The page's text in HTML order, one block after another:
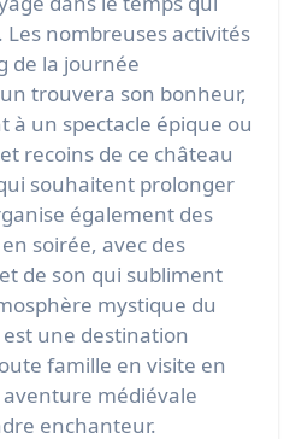
nombreuses activités
de la journée
trouvera son bonheur,
à un spectacle épique ou
recoins de ce château
souhaitent prolonger
également des
soirée, avec des
de son qui subliment
mystique du
une destination
famille en visite en
médiévale
enchanteur.